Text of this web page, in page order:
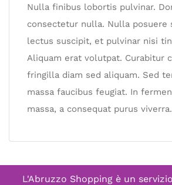
Nulla finibus lobortis pulvinar.
consectetur nulla. Nulla posuere
lectus suscipit, et pulvinar nisi
Aliquam erat volutpat. Curabitur
fringilla diam sed aliquam. Sed
massa faucibus feugiat. In
massa, a consequat purus viverra.
L'Abruzzo Shopping è un